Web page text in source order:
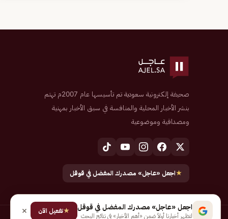
صحيفة إلكترونية سعودية تم تأسيسها عام 2007م تهتم
بنشر الأخبار المحلية والمنافسة في سبق الأخبار بمهنية
ومصداقية وموضوعية
★اجعل «عاجل» مصدرك المفضل في قوقل
اجعل «عاجل» مصدرك المفضل في قوقل
لتظهر أخبارنا أولاً ضمن «أهم الأخبار» في نتائج البحث
★تفعيل الآن